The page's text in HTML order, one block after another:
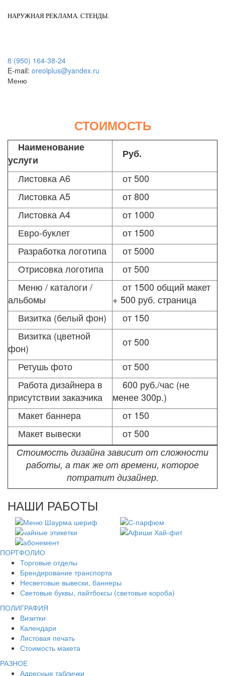
НАРУЖНАЯ РЕКЛАМА. СТЕНДЫ.
8 (950) 164-38-24
E-mail: oreolplus@yandex.ru
Меню
СТОИМОСТЬ
Наименование
услуги
Руб.
Листовка А6
от 500
Листовка А5
от 800
Листовка А4
от 1000
Евро-буклет
от 1500
Разработка логотипа
от 5000
Отрисовка логотипа
от 500
Меню / каталоги /
альбомы
от 1500 общий макет
+ 500 руб. страница
Визитка (белый фон)
от 150
Визитка (цветной
фон)
от 500
Ретушь фото
от 500
Работа дизайнера в
присутствии заказчика
600 руб./час (не
менее 300р.)
Макет баннера
от 150
Макет вывески
от 500
Стоимость дизайна зависит от сложности
работы, а так же от времени, которое
потратит дизайнер.
НАШИ РАБОТЫ
ПОРТФОЛИО
Торговые отделы
Брендирование транспорта
Несветовые вывески, баннеры
Световые буквы, лайтбоксы (световые короба)
ПОЛИГРАФИЯ
Визитки
Календари
Листовая печать
Стоимость макета
РАЗНОЕ
Адресные таблички